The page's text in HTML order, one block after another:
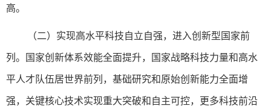
高。
（二）实现高水平科技自立自强，进入创新型国家前
列。国家创新体系效能全面提升，国家战略科技力量和高水
平人才队伍居世界前列，基础研究和原始创新能力全面增
强，关键核心技术实现重大突破和自主可控，更多科技前沿